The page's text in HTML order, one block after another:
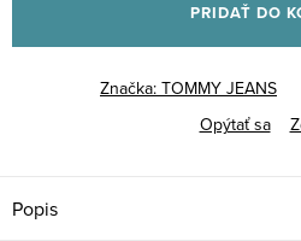
PRIDAŤ DO
Značka: TOMMY JEANS
Opýtať sa
Popis